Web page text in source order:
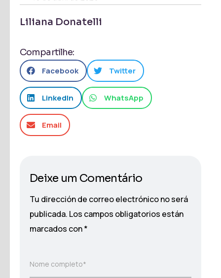
Liliana Donatelli
Compartilhe:
Facebook Twitter
LinkedIn WhatsApp
Email
Deixe um Comentário
Tu dirección de correo electrónico no será
publicada. Los campos obligatorios están
marcados con*
Nome completo*